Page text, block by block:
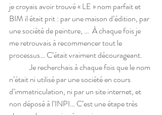
je croyais avoir trouvé « LE » nom parfait et
BIM il était prit : par une maison d’édition, par
une société de peinture, …  À chaque fois je
me retrouvais à recommencer tout le
processus… C’était vraiment décourageant.
	Je recherchais à chaque fois que le nom
n’était ni utilisé par une société en cours
d’immatriculation, ni par un site internet, et
non déposé à l’INPI… C’est une étape très